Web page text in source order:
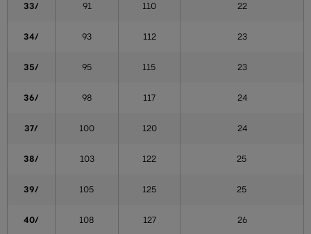
33/ 91 110 22
34/ 93 112 23
35/ 95 115 23
36/ 98 117 24
37/ 100 120 24
38/ 103 122 25
39/ 105 125 25
40/ 108 127 26